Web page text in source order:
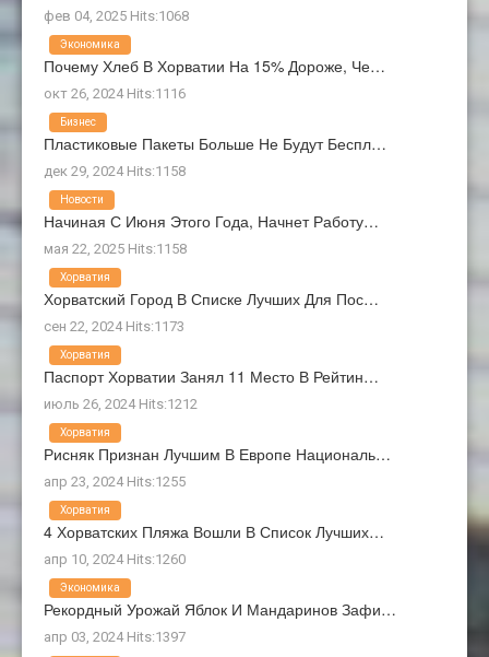
фев 04, 2025 Hits:1068
Почему Хлеб В Хорватии На 15% Дороже, Че…
окт 26, 2024 Hits:1116
Экономика
Пластиковые Пакеты Больше Не Будут Беспл…
дек 29, 2024 Hits:1158
Бизнес
Начиная С Июня Этого Года, Начнет Работу…
мая 22, 2025 Hits:1158
Новости
Хорватский Город В Списке Лучших Для Пос…
сен 22, 2024 Hits:1173
Хорватия
Паспорт Хорватии Занял 11 Место В Рейтин…
июль 26, 2024 Hits:1212
Хорватия
Рисняк Признан Лучшим В Европе Националь…
апр 23, 2024 Hits:1255
Хорватия
4 Хорватских Пляжа Вошли В Список Лучших…
апр 10, 2024 Hits:1260
Хорватия
Рекордный Урожай Яблок И Мандаринов Зафи…
апр 03, 2024 Hits:1397
Экономика